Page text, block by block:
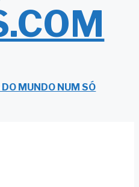
MUNDO NUM SÓ